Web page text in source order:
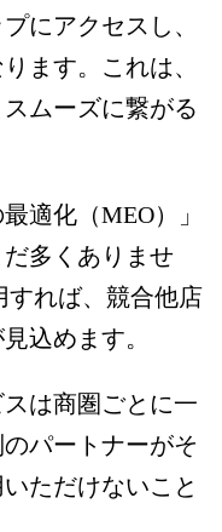
にアクセスし、
ます。これは、
ムーズに繋がる
適化（MEO）」
多くありませ
すれば、競合他店
込めます。
は商圏ごとに一
パートナーがそ
ただけないこと